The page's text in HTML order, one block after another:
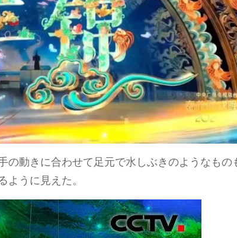
の動きに合わせて足元で水しぶきのようなもの
うに見えた。